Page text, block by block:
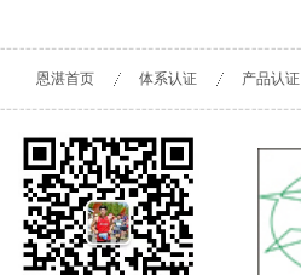
恩湛首页 体系认证 产品认证